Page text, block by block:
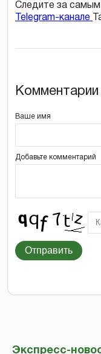
Экспресс-
Следите за
Telegram-канале
Комментарии
Ваше имя
Добавьте комментарий
Отправить